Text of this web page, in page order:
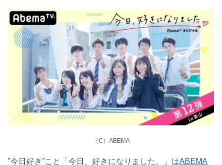
（C）ABEMA
”今日好き”こと「今日、好きになりました。」はABEMA